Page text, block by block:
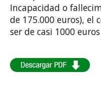
Incapacidad o
de 175.000 euros), el
ser de casi 1000